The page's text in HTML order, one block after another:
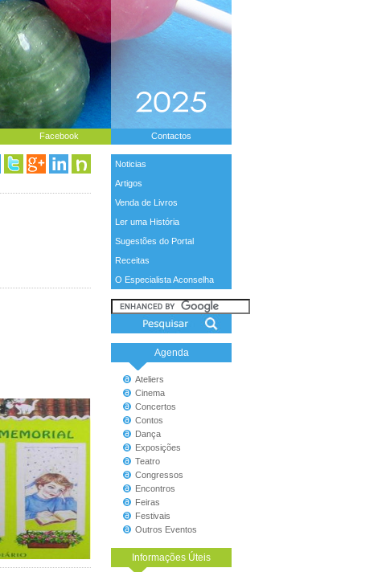
Facebook Contactos
Noticias
Artigos
Venda de Livros
Ler uma História
Sugestões do Portal
Receitas
O Especialista Aconselha
Agenda
Ateliers
Cinema
Concertos
Contos
Dança
Exposições
Teatro
Congressos
Encontros
Feiras
Festivais
Outros Eventos
Informações Úteis